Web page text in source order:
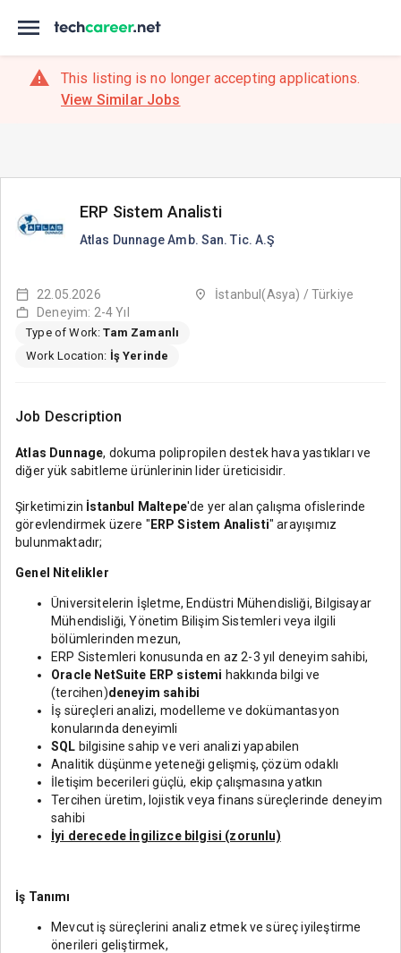
This listing is no longer accepting applications.
View Similar Jobs
ERP Sistem Analisti
Atlas Dunnage Amb. San. Tic. A.Ş
22.05.2026
İstanbul(Asya) / Türkiye
Deneyim: 2-4 Yıl
Type of Work:Tam Zamanlı
Work Location: İş Yerinde
Job Description
Atlas Dunnage, dokuma polipropilen destek hava yastıkları ve
diğer yük sabitleme ürünlerinin lider üreticisidir.
Şirketimizin İstanbul Maltepe'de yer alan çalışma ofislerinde
görevlendirmek üzere " ERP Sistem Analisti" arayışımız
bulunmaktadır;
Genel Nitelikler
Üniversitelerin İşletme, Endüstri Mühendisliği, Bilgisayar
Mühendisliği, Yönetim Bilişim Sistemleri veya ilgili
bölümlerinden mezun,
ERP Sistemleri konusunda en az 2-3 yıl deneyim sahibi,
Oracle NetSuite ERP sistemi hakkında bilgi ve
(tercihen)deneyim sahibi
İş süreçleri analizi, modelleme ve dokümantasyon
konularında deneyimli
SQL bilgisine sahip ve veri analizi yapabilen
Analitik düşünme yeteneği gelişmiş, çözüm odaklı
İletişim becerileri güçlü, ekip çalışmasına yatkın
Tercihen üretim, lojistik veya finans süreçlerinde deneyim
sahibi
İyi derecede İngilizce bilgisi (zorunlu)
İş Tanımı
Mevcut iş süreçlerini analiz etmek ve süreç iyileştirme
önerileri geliştirmek,